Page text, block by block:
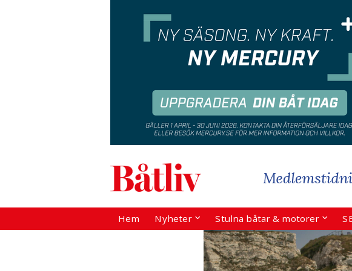
Hem Nyheter Stulna båtar & motorer